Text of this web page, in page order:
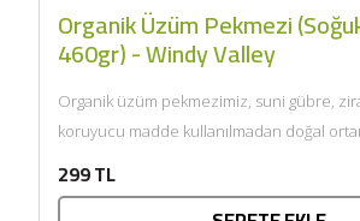
Organik Üzüm Pekmezi
460gr) - Windy Valley
Organik üzüm pekmezimiz, suni gübre,
koruyucu madde kullanılmadan doğal
299 TL